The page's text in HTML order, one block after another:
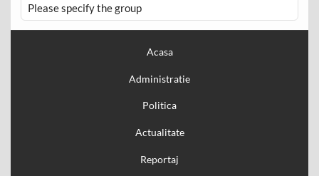
Please specify the group
Acasa
Administratie
Politica
Actualitate
Reportaj